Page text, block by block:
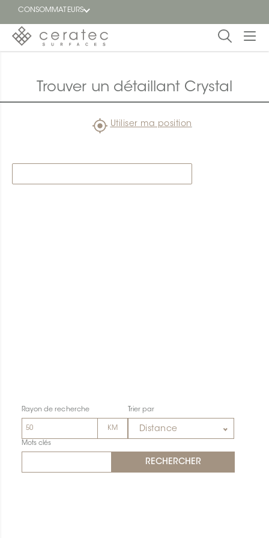
CONSOMMATEURS
Blogue
Trouver un détaillant Crystal
Utiliser ma position
Rayon de recherche Trier par
Distance
Mots clés